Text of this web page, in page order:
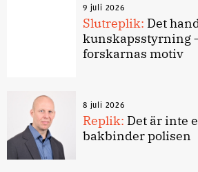
9 juli 2026
Slutreplik: Det
kunskapsstyrning
forskarnas motiv
8 juli 2026
Replik: Det är inte
bakbinder polisen